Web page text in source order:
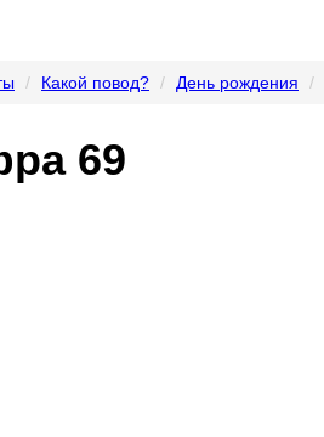
Какой повод? День рождения
69